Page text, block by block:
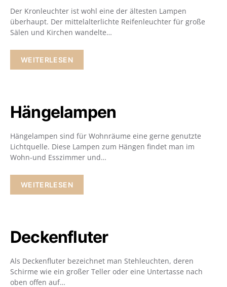
Der Kronleuchter ist wohl eine der ältesten Lampen
überhaupt. Der mittelalterlichte Reifenleuchter für große
Sälen und Kirchen wandelte…
WEITERLESEN
Hängelampen
Hängelampen sind für Wohnräume eine gerne genutzte
Lichtquelle. Diese Lampen zum Hängen findet man im
Wohn-und Esszimmer und…
WEITERLESEN
Deckenfluter
Als Deckenfluter bezeichnet man Stehleuchten, deren
Schirme wie ein großer Teller oder eine Untertasse nach
oben offen auf…